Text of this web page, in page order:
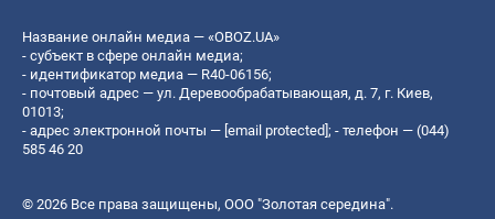
Название онлайн медиа — «OBOZ.UA»
- субъект в сфере онлайн медиа;
- идентификатор медиа — R40-06156;
- почтовый адрес — ул. Деревообрабатывающая, д. 7, г. Киев,
01013;
- адрес электронной почты — [email protected] ; - телефон — (044)
585 46 20
© 2026 Все права защищены, ООО "Золотая середина".